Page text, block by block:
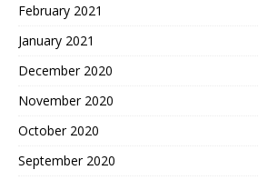
February 2021
January 2021
December 2020
November 2020
October 2020
September 2020